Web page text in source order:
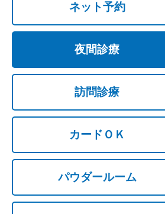
ネット予約
夜間診療
訪問診療
カードＯＫ
パウダールーム